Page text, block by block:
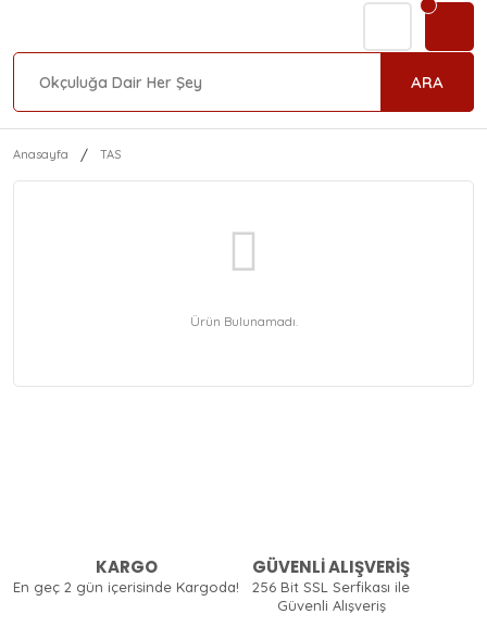
ARA
Anasayfa TAS
Ürün Bulunamadı.
KARGO
En geç 2 gün içerisinde Kargoda!
GÜVENLİ ALIŞVERİŞ
256 Bit SSL Serfikası ile
Güvenli Alışveriş